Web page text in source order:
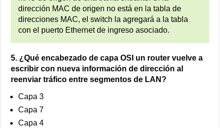
dirección MAC de origen no está en la tabla de
direcciones MAC, el switch la agregará a la tabla
con el puerto Ethernet de ingreso asociado.
5. ¿Qué encabezado de capa OSI un router vuelve a
escribir con nueva información de dirección al
reenviar tráfico entre segmentos de LAN?
Capa 3
Capa 7
Capa 4